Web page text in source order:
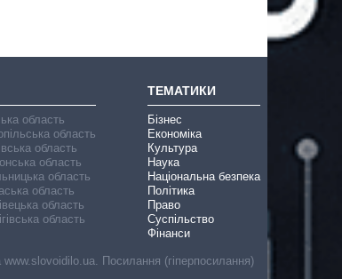
область
область
область
область
область
область
область
область
ТЕМАТИКИ
Бізнес
Економіка
Культура
Наука
Національна безпека
Політика
Право
Суспільство
Фінанси
Посилання (гіперпосилання)